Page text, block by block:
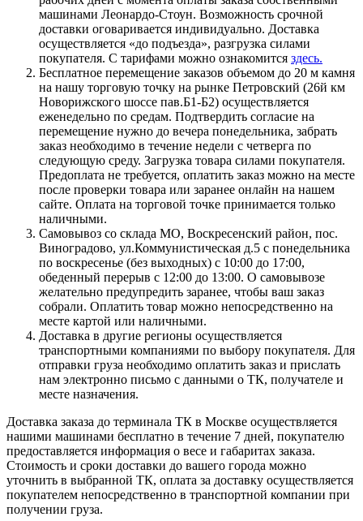
машинами Леонардо-Стоун. Возможность срочной
доставки оговаривается индивидуально. Доставка
осуществляется «до подъезда», разгрузка силами
покупателя. С тарифами можно ознакомится здесь.
Бесплатное перемещение заказов объемом до 20 м камня
на нашу торговую точку на рынке Петровский (26й км
Новорижского шоссе пав.Б1-Б2) осуществляется
еженедельно по средам. Подтвердить согласие на
перемещение нужно до вечера понедельника, забрать
заказ необходимо в течение недели с четверга по
следующую среду. Загрузка товара силами покупателя.
Предоплата не требуется, оплатить заказ можно на месте
после проверки товара или заранее онлайн на нашем
сайте. Оплата на торговой точке принимается только
наличными.
Самовывоз со склада МО, Воскресенский район, пос.
Виноградово, ул.Коммунистическая д.5 с понедельника
по воскресенье (без выходных) с 10:00 до 17:00,
обеденный перерыв с 12:00 до 13:00. О самовывозе
желательно предупредить заранее, чтобы ваш заказ
собрали. Оплатить товар можно непосредственно на
месте картой или наличными.
Доставка в другие регионы осуществляется
транспортными компаниями по выбору покупателя. Для
отправки груза необходимо оплатить заказ и прислать
нам электронно письмо с данными о ТК, получателе и
месте назначения.
Доставка заказа до терминала ТК в Москве осуществляется
нашими машинами бесплатно в течение 7 дней, покупателю
предоставляется информация о весе и габаритах заказа.
Стоимость и сроки доставки до вашего города можно
уточнить в выбранной ТК, оплата за доставку осуществляется
покупателем непосредственно в транспортной компании при
получении груза.